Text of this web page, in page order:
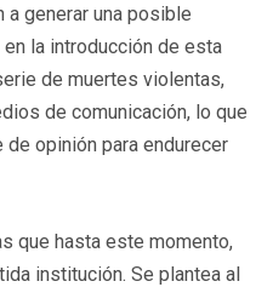
a generar una posible
la introducción de esta
de muertes violentas,
de comunicación, lo que
de opinión para endurecer
que hasta este momento,
institución. Se plantea al